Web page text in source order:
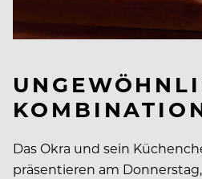
Das Okra und sein
präsentieren am